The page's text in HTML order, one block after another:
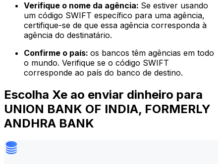
Verifique o nome da agência: Se estiver usando
um código SWIFT específico para uma agência,
certifique-se de que essa agência corresponda à
agência do destinatário.
Confirme o país: os bancos têm agências em todo
o mundo. Verifique se o código SWIFT
corresponde ao país do banco de destino.
Escolha Xe ao enviar dinheiro para
UNION BANK OF INDIA, FORMERLY
ANDHRA BANK